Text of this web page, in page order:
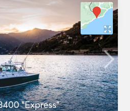
"Express"